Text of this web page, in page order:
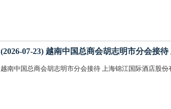
(2026-07-23) 越南中国总商会胡志明市分会接
越南中国总商会胡志明市分会接待 上海锦江国际酒店股